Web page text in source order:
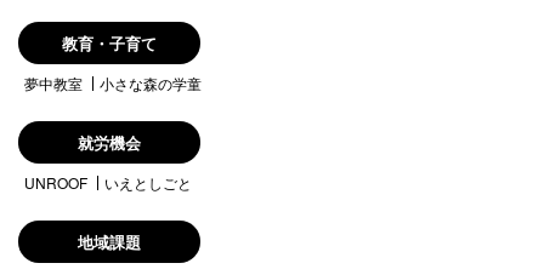
教育・子育て
夢中教室 小さな森の学童
就労機会
UNROOF いえとしごと
地域課題